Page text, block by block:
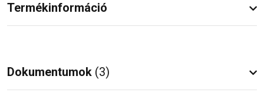
Termékinformáció
Dokumentumok (3)